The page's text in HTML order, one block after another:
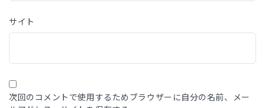
サイト
次回のコメントで使用するためブラウザーに自分の名前、メー